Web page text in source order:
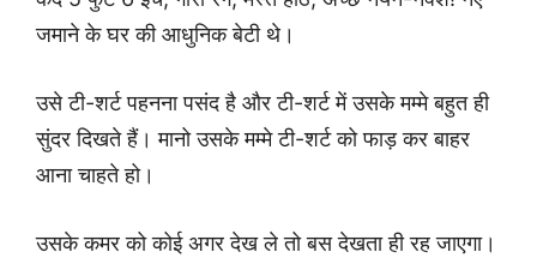
जमाने के घर की आधुनिक बेटी थे।
उसे टी-शर्ट पहनना पसंद है और टी-शर्ट में उसके मम्मे बहुत ही
सुंदर दिखते हैं। मानो उसके मम्मे टी-शर्ट को फाड़ कर बाहर
आना चाहते हो।
उसके कमर को कोई अगर देख ले तो बस देखता ही रह जाएगा।